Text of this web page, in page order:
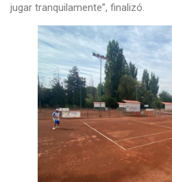
jugar tranquilamente”, finalizó.